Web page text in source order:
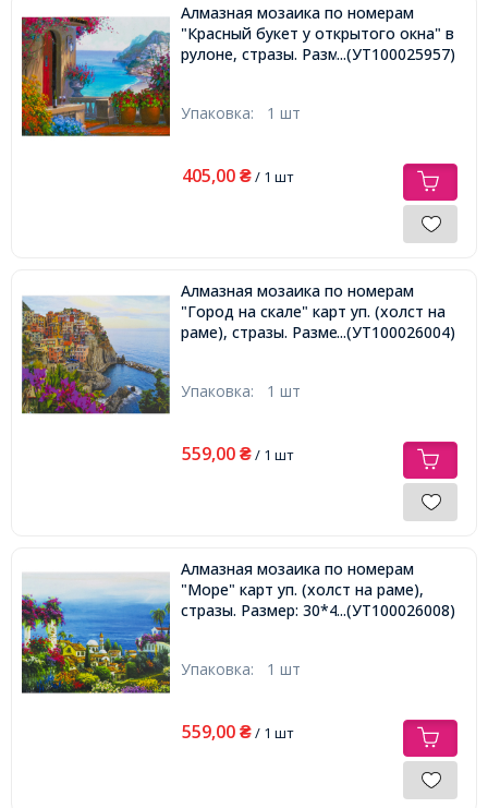
Алмазная мозаика по номерам
"Красный букет у открытого окна" в
рулоне, стразы. Размер: 30*40 см
...(УТ100025957)
Упаковка: 1 шт
405,00 ₴/ 1 шт
Алмазная мозаика по номерам
"Город на скале" карт уп. (холст на
раме), стразы. Размер: 30*40 см
...(УТ100026004)
Упаковка: 1 шт
559,00 ₴/ 1 шт
Алмазная мозаика по номерам
"Море" карт уп. (холст на раме),
стразы. Размер: 30*40 см...(УТ100026008)
Упаковка: 1 шт
559,00 ₴/ 1 шт